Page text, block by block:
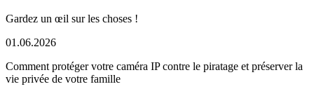
Gardez un œil sur les choses !
01.06.2026
Comment protéger votre caméra IP contre le piratage et préserver la
vie privée de votre famille